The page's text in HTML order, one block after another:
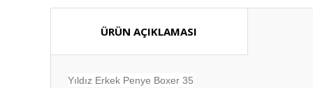
ÜRÜN AÇIKLAMASI
Yıldız Erkek Penye Boxer 35